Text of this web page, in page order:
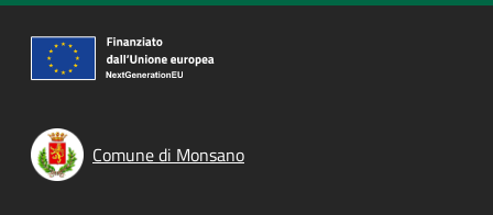
Comune di Monsano